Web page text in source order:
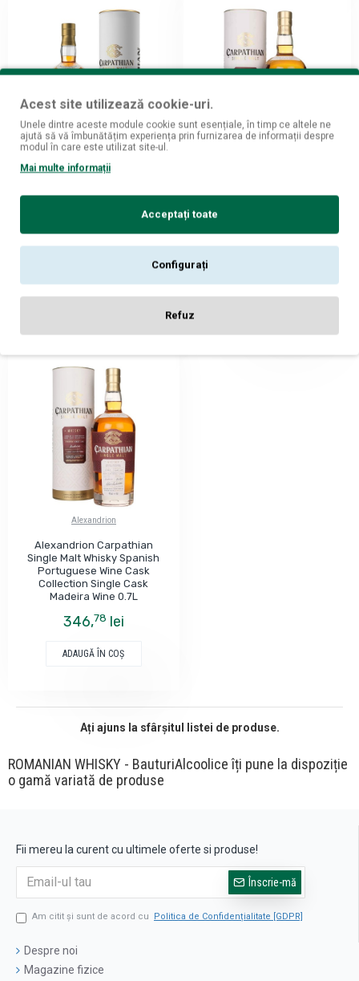
Alexandrion
Wine Cask Collection Shiraz
78
ADAUGĂ ÎN COŞ
Portuguese Wine Cask
ADAUGĂ ÎN COŞ
Alexandrion
Alexandrion Carpathian
Single Malt Whisky Spanish
Portuguese Wine Cask
Collection Single Cask
Madeira Wine 0.7L
346,78 lei
ADAUGĂ ÎN COŞ
Ați ajuns la sfârșitul listei de produse.
ROMANIAN WHISKY - BauturiAlcoolice îți pune la dispoziție
o gamă variată de produse
Fii mereu la curent cu ultimele oferte si produse!
Înscrie-mă
Am citit şi sunt de acord cu Politica de Confidențialitate [GDPR]
Despre noi
Magazine fizice
Acest site utilizează cookie-uri.
Unele dintre aceste module cookie sunt esențiale, în timp ce altele ne
ajută să vă îmbunătățim experiența prin furnizarea de informații despre
modul în care este utilizat site-ul.
Mai multe informații
Acceptați toate
Configurați
Refuz